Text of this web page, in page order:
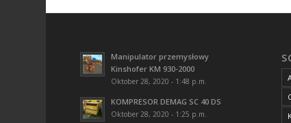
Manipulator przemysłowy
Kinshofer KM 930-2000
Oktober 28, 2020 - 1:48 p.m.
KOMPRESOR DEMAG SC 40 DS
Oktober 28, 2020 - 1:25 p.m.